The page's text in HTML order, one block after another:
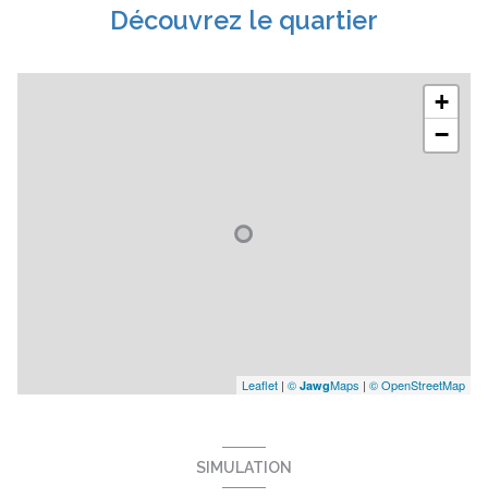
Découvrez le quartier
+
−
Leaflet | © JawgMaps | © OpenStreetMap
SIMULATION